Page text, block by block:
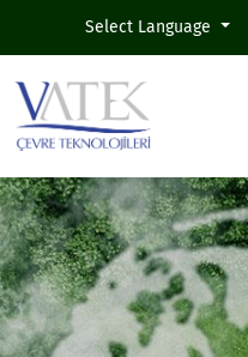
Select Language